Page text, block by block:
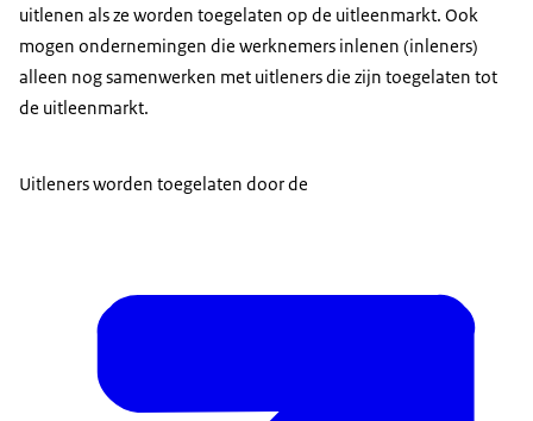
uitlenen als ze worden toegelaten op de uitleenmarkt. Ook
mogen ondernemingen die werknemers inlenen (inleners)
alleen nog samenwerken met uitleners die zijn toegelaten tot
de uitleenmarkt.
Uitleners worden toegelaten door de